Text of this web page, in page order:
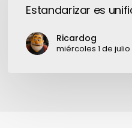
Intelligence
Oracle:
Estandarizar
Estandarizar es
Ricardog
miércoles 1 de